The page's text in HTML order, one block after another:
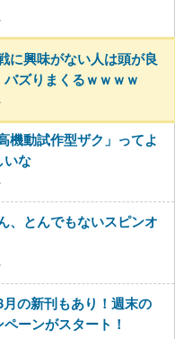
に興味がない人は頭が良
ズりまくるｗｗｗｗ
機動試作型ザク」ってよ
いな
、とんでもないスピンオ
の新刊もあり！週末の
ーンがスタート！